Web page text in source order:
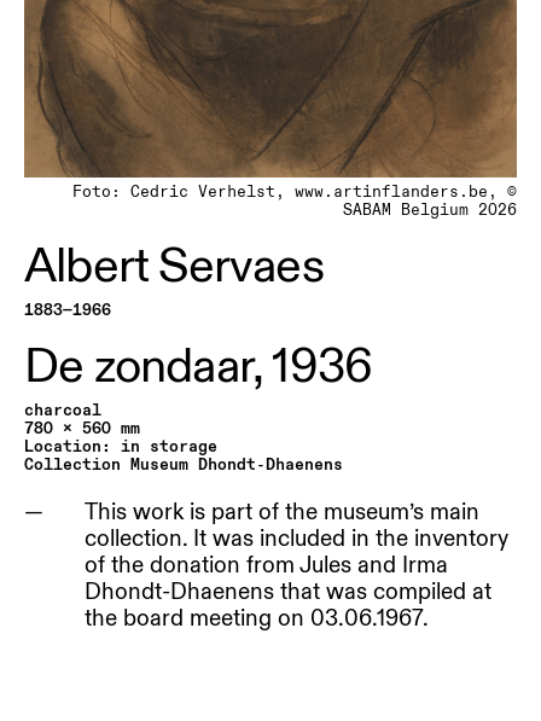
Albert Servaes
1883—1966
De zondaar,1936
charcoal
780 x 560 mm
Location: in storage
Collection Museum Dhondt-Dhaenens
This work is part of the museum’s main
collection. It was included in the inventory
of the donation from Jules and Irma
Dhondt-Dhaenens that was compiled at
the board meeting on 03.06.1967.
Foto: Cedric Verhelst, www.artinflanders.be, ©
SABAM Belgium 2026